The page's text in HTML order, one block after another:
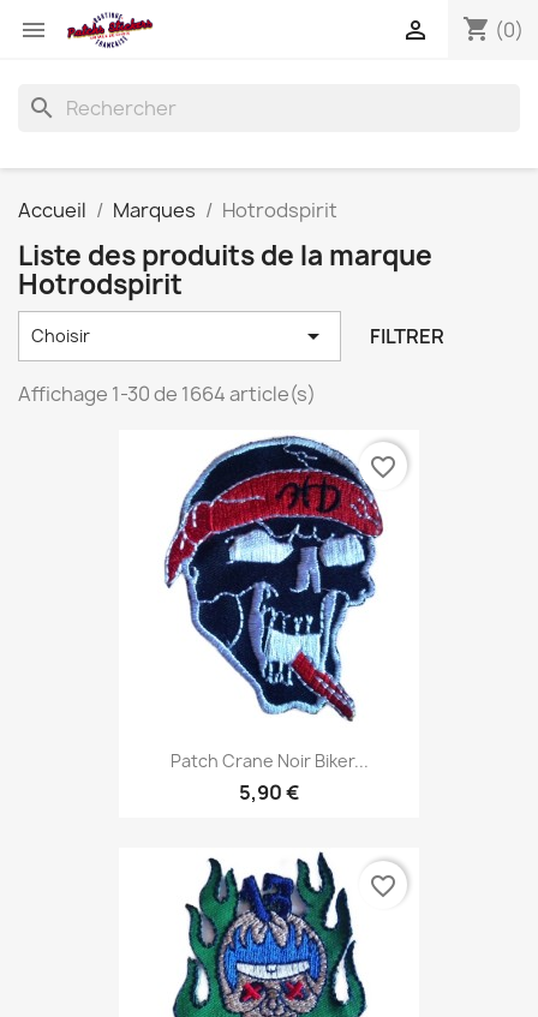
 shopping_cart (0)

search
Accueil Marques Hotrodspirit
Liste des produits de la marque
Hotrodspirit
Choisir  FILTRER
Affichage 1-30 de 1664 article(s)
Patch Crane Noir Biker...
5,90 €
favorite_border
favorite_border